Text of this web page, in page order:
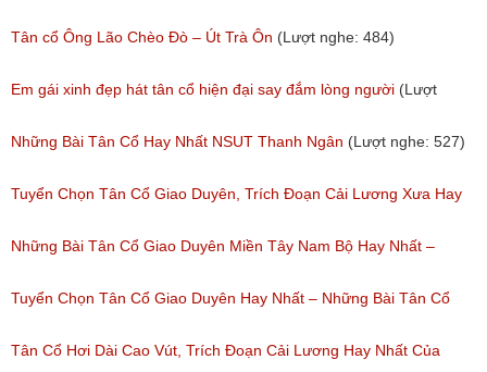
Tân cổ Ông Lão Chèo Đò – Út Trà Ôn (Lượt nghe: 484)
Em gái xinh đẹp hát tân cổ hiện đại say đắm lòng người (Lượt
nghe: 276)
Những Bài Tân Cổ Hay Nhất NSUT Thanh Ngân (Lượt nghe: 527)
Tuyển Chọn Tân Cổ Giao Duyên, Trích Đoạn Cải Lương Xưa Hay
Nhất Được Nghe Nhiều Nhất Trước 1975
(Lượt nghe: 471)
Những Bài Tân Cổ Giao Duyên Miền Tây Nam Bộ Hay Nhất –
Tuyển Tập Tân Cổ Cải Lương Đặc Sắc
(Lượt nghe: 319)
Tuyển Chọn Tân Cổ Giao Duyên Hay Nhất – Những Bài Tân Cổ
Cải Lương Hay Nhất
Tân Cổ Hơi Dài Cao Vút, Trích Đoạn Cải Lương Hay Nhất Của